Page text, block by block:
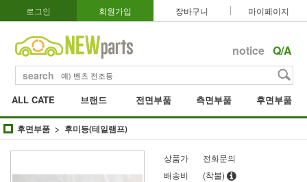
로그인 회원가입 장바구니 마이페이지
notice Q/A
search
ALL CATE 브랜드 전면부품 측면부품 후면부품
후면부품 후미등(테일램프)
상품가
전화문의
배송비
(착불)